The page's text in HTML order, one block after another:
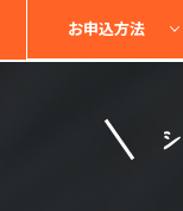
お申込方法